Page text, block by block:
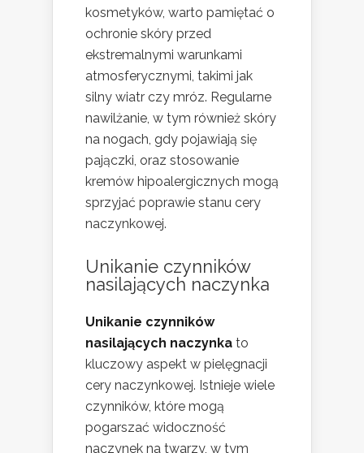
kosmetyków, warto pamiętać o
ochronie skóry przed
ekstremalnymi warunkami
atmosferycznymi, takimi jak
silny wiatr czy mróz. Regularne
nawilżanie, w tym również skóry
na nogach, gdy pojawiają się
pajączki, oraz stosowanie
kremów hipoalergicznych mogą
sprzyjać poprawie stanu cery
naczynkowej.
Unikanie czynników
nasilających naczynka
Unikanie czynników
nasilających naczynka to
kluczowy aspekt w pielęgnacji
cery naczynkowej. Istnieje wiele
czynników, które mogą
pogarszać widoczność
naczynek na twarzy, w tym